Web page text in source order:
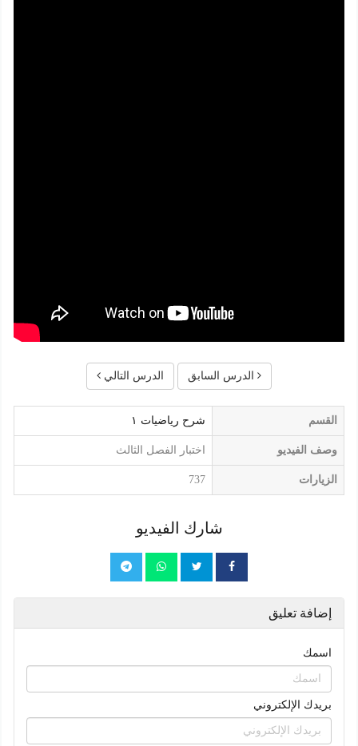
الدرس السابق الدرس التالي
القسم شرح رياضيات ١
وصف الفيديو اختبار الفصل الثالث
الزيارات 737
شارك الفيديو
إضافة تعليق
اسمك
بريدك الإلكتروني